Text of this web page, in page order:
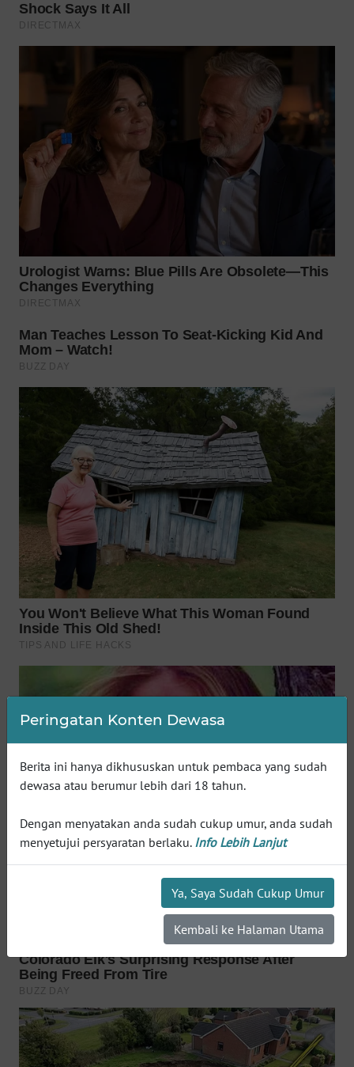
Peringatan Konten Dewasa
Berita ini hanya dikhususkan untuk pembaca yang sudah
dewasa atau berumur lebih dari 18 tahun.
Dengan menyatakan anda sudah cukup umur, anda sudah
menyetujui persyaratan berlaku. Info Lebih Lanjut
Ya, Saya Sudah Cukup Umur
Kembali ke Halaman Utama
WN
SIMALUNGUN
WN
TAPANULI
TENGAH
WN DELI
WN
TEBING
TINGGI
WN
PAKPAK
BEKASI
WN
BOGOR
WN
DEPOK
WN
TAPANULI
UTARA
SAMOSIR
WN
WN
WN
KEPULAUAN
SERIBU
WN
TANGERANG